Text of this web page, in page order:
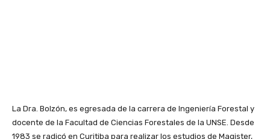
La Dra. Bolzón, es egresada de la carrera de Ingeniería Forestal y
docente de la Facultad de Ciencias Forestales de la UNSE. Desde
1983 se radicó en Curitiba para realizar los estudios de Magister,